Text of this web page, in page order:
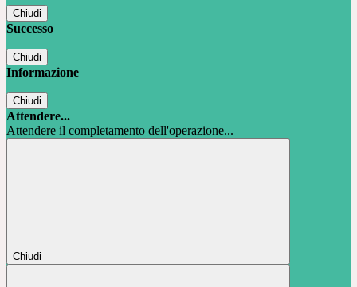
Chiudi
Successo
Chiudi
Informazione
Chiudi
Attendere...
Attendere il completamento dell'operazione...
Chiudi